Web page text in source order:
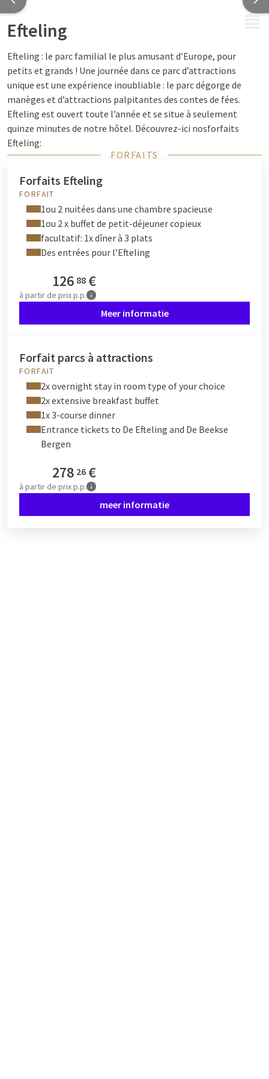
Efteling
Efteling : le parc familial le plus amusant d’Europe, pour
petits et grands ! Une journée dans ce parc d’attractions
unique est une expérience inoubliable : le parc dégorge de
manèges et d’attractions palpitantes des contes de fées.
Efteling est ouvert toute l’année et se situe à seulement
quinze minutes de notre hôtel. Découvrez-ici nosforfaits
Efteling:
FORFAITS
Forfaits Efteling
FORFAIT
1ou 2 nuitées dans une chambre spacieuse
1ou 2 x buffet de petit-déjeuner copieux
facultatif: 1x dîner à 3 plats
Des entrées pour l’Efteling
126 88 €
à partir de prix p.p.
Meer informatie
Forfait parcs à attractions
FORFAIT
2x overnight stay in room type of your choice
2x extensive breakfast buffet
1x 3-course dinner
Entrance tickets to De Efteling and De Beekse
Bergen
278 26 €
à partir de prix p.p.
meer informatie